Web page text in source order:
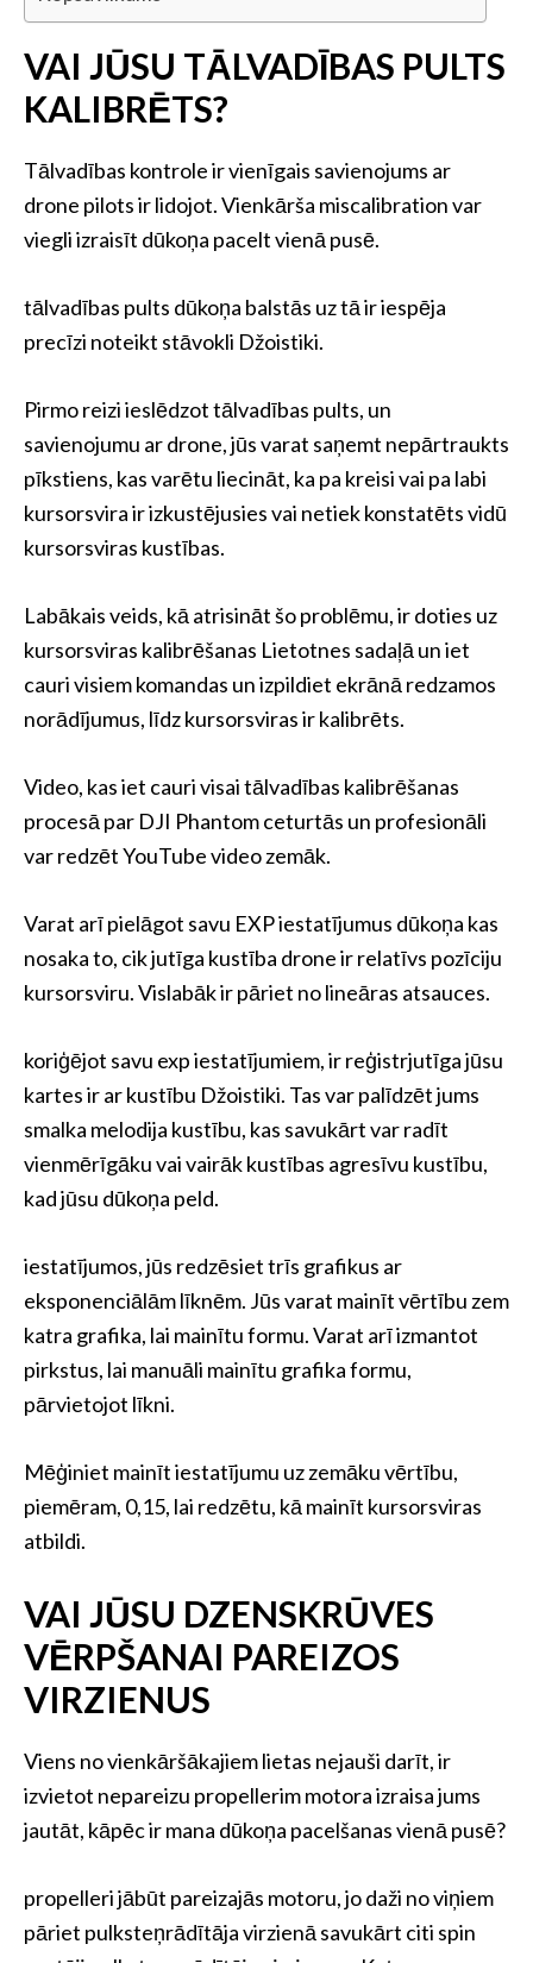
VAI JŪSU TĀLVADĪBAS PULTS
KALIBRĒTS?
Tālvadības kontrole ir vienīgais savienojums ar
drone pilots ir lidojot. Vienkārša miscalibration var
viegli izraisīt dūkoņa pacelt vienā pusē.
tālvadības pults dūkoņa balstās uz tā ir iespēja
precīzi noteikt stāvokli Džoistiki.
Pirmo reizi ieslēdzot tālvadības pults, un
savienojumu ar drone, jūs varat saņemt nepārtraukts
pīkstiens, kas varētu liecināt, ka pa kreisi vai pa labi
kursorsvira ir izkustējusies vai netiek konstatēts vidū
kursorsviras kustības.
Labākais veids, kā atrisināt šo problēmu, ir doties uz
kursorsviras kalibrēšanas Lietotnes sadaļā un iet
cauri visiem komandas un izpildiet ekrānā redzamos
norādījumus, līdz kursorsviras ir kalibrēts.
Video, kas iet cauri visai tālvadības kalibrēšanas
procesā par DJI Phantom ceturtās un profesionāli
var redzēt YouTube video zemāk.
Varat arī pielāgot savu EXP iestatījumus dūkoņa kas
nosaka to, cik jutīga kustība drone ir relatīvs pozīciju
kursorsviru. Vislabāk ir pāriet no lineāras atsauces.
koriģējot savu exp iestatījumiem, ir reģistrjutīga jūsu
kartes ir ar kustību Džoistiki. Tas var palīdzēt jums
smalka melodija kustību, kas savukārt var radīt
vienmērīgāku vai vairāk kustības agresīvu kustību,
kad jūsu dūkoņa peld.
iestatījumos, jūs redzēsiet trīs grafikus ar
eksponenciālām līknēm. Jūs varat mainīt vērtību zem
katra grafika, lai mainītu formu. Varat arī izmantot
pirkstus, lai manuāli mainītu grafika formu,
pārvietojot līkni.
Mēģiniet mainīt iestatījumu uz zemāku vērtību,
piemēram, 0,15, lai redzētu, kā mainīt kursorsviras
atbildi.
VAI JŪSU DZENSKRŪVES
VĒRPŠANAI PAREIZOS
VIRZIENUS
Viens no vienkāršākajiem lietas nejauši darīt, ir
izvietot nepareizu propellerim motora izraisa jums
jautāt, kāpēc ir mana dūkoņa pacelšanas vienā pusē?
propelleri jābūt pareizajās motoru, jo daži no viņiem
pāriet pulksteņrādītāja virzienā savukārt citi spin